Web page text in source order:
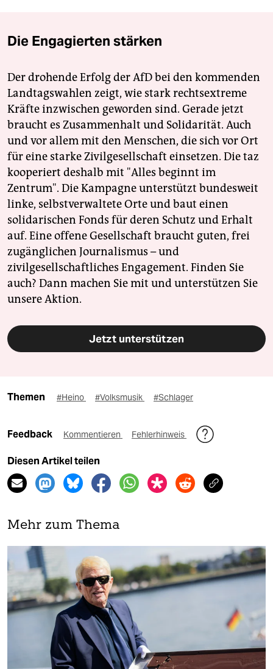
Die Engagierten stärken
Der drohende Erfolg der AfD bei den kommenden
Landtagswahlen zeigt, wie stark rechtsextreme
Kräfte inzwischen geworden sind. Gerade jetzt
braucht es Zusammenhalt und Solidarität. Auch
und vor allem mit den Menschen, die sich vor Ort
für eine starke Zivilgesellschaft einsetzen. Die taz
kooperiert deshalb mit "Alles beginnt im
Zentrum". Die Kampagne unterstützt bundesweit
linke, selbstverwaltete Orte und baut einen
solidarischen Fonds für deren Schutz und Erhalt
auf. Eine offene Gesellschaft braucht guten, frei
zugänglichen Journalismus – und
zivilgesellschaftliches Engagement. Finden Sie
auch? Dann machen Sie mit und unterstützen Sie
unsere Aktion.
Jetzt unterstützen
Themen #Heino #Volksmusik #Schlager
Feedback Kommentieren Fehlerhinweis
Diesen Artikel teilen
Mehr zum Thema